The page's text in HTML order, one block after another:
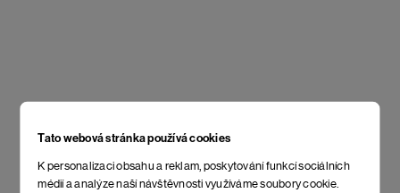
Tato webová stránka používá cookies
K personalizaci obsahu a reklam, poskytování funkcí sociálních
médií a analýze naší návštěvnosti využíváme soubory cookie.